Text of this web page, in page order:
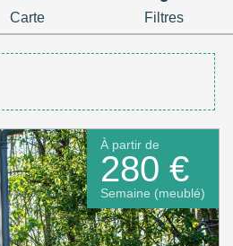
Carte Filtres
À partir de
280 €
Semaine (meublé)